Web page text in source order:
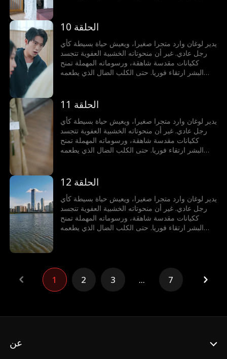
الحلقة 10
يدير لوغان وارد متجرا صغيرا، ويعيش حياة بسيطة كأي
رجل عادي. غير أن منحوتاته الخشبية العفوية تتجسد
ككيانات مقدسة شاهقة، ورسوماته المهملة تمنح
البشر ارتقاء فوريا. حتى الكلب الضال الذي يطعمه
الحلقة 11
يدير لوغان وارد متجرا صغيرا، ويعيش حياة بسيطة كأي
رجل عادي. غير أن منحوتاته الخشبية العفوية تتجسد
ككيانات مقدسة شاهقة، ورسوماته المهملة تمنح
البشر ارتقاء فوريا. حتى الكلب الضال الذي يطعمه
الحلقة 12
يدير لوغان وارد متجرا صغيرا، ويعيش حياة بسيطة كأي
رجل عادي. غير أن منحوتاته الخشبية العفوية تتجسد
ككيانات مقدسة شاهقة، ورسوماته المهملة تمنح
البشر ارتقاء فوريا. حتى الكلب الضال الذي يطعمه
1 2 3 ... 7
عن